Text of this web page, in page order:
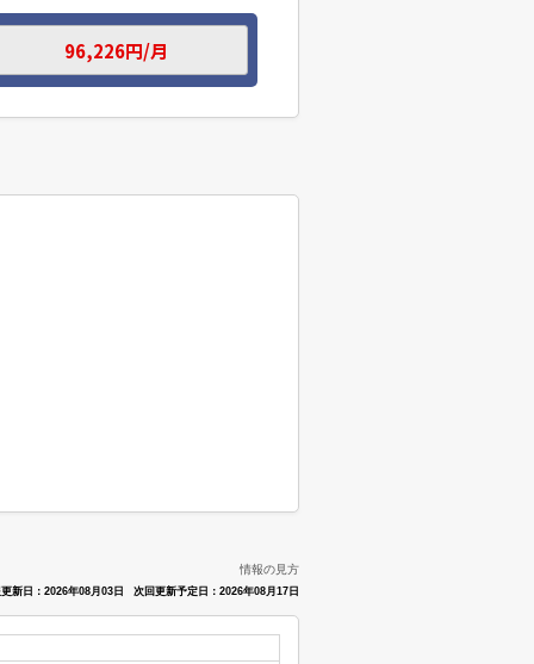
情報の見方
新日：2026年08月03日 次回更新予定日：2026年08月17日